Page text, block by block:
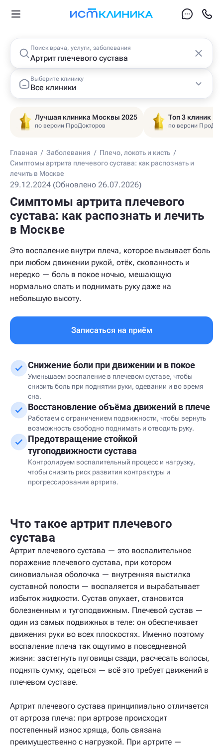
Поиск врача, услуги, заболевания
Выберите клинику
Все клиники
Лучшая клиника Москвы 2025
по версии ПроДокторов
Топ 3 клиник
по версии
Главная / Заболевания / Плечо, локоть и кисть /
Симптомы артрита плечевого сустава: как распознать и
лечить в Москве
29.12.2024 (Обновлено 26.07.2026)
Симптомы артрита плечевого
сустава: как распознать и лечить
в Москве
Это воспаление внутри плеча, которое вызывает боль
при любом движении рукой, отёк, скованность и
нередко — боль в покое ночью, мешающую
нормально спать и поднимать руку даже на
небольшую высоту.
Записаться на приём
Снижение боли при движении и в покое
Уменьшаем воспаление в плечевом суставе, чтобы
снизить боль при поднятии руки, одевании и во время
сна.
Восстановление объёма движений в плече
Работаем с ограничением подвижности, чтобы вернуть
возможность свободно поднимать и отводить руку.
Предотвращение стойкой
тугоподвижности сустава
Контролируем воспалительный процесс и нагрузку,
чтобы снизить риск развития контрактуры и
прогрессирования артрита.
Что такое артрит плечевого
сустава
Артрит плечевого сустава — это воспалительное
поражение плечевого сустава, при котором
синовиальная оболочка — внутренняя выстилка
суставной полости — воспаляется и вырабатывает
избыток жидкости. Сустав опухает, становится
болезненным и тугоподвижным. Плечевой сустав —
один из самых подвижных в теле: он обеспечивает
движения руки во всех плоскостях. Именно поэтому
воспаление плеча так ощутимо в повседневной
жизни: застегнуть пуговицы сзади, расчесать волосы,
поднять сумку, одеться — всё это требует движений в
плечевом суставе.
Артрит плечевого сустава принципиально отличается
от артроза плеча: при артрозе происходит
постепенный износ хряща, боль связана
преимущественно с нагрузкой. При артрите —